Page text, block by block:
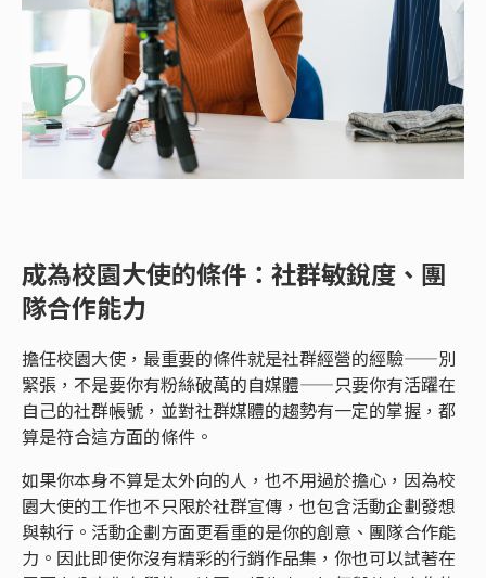
成為校園大使的條件：社群敏銳度、團
隊合作能力
擔任校園大使，最重要的條件就是社群經營的經驗——別
緊張，不是要你有粉絲破萬的自媒體——只要你有活躍在
自己的社群帳號，並對社群媒體的趨勢有一定的掌握，都
算是符合這方面的條件。
如果你本身不算是太外向的人，也不用過於擔心，因為校
園大使的工作也不只限於社群宣傳，也包含活動企劃發想
與執行。活動企劃方面更看重的是你的創意、團隊合作能
力。因此即使你沒有精彩的行銷作品集，你也可以試著在